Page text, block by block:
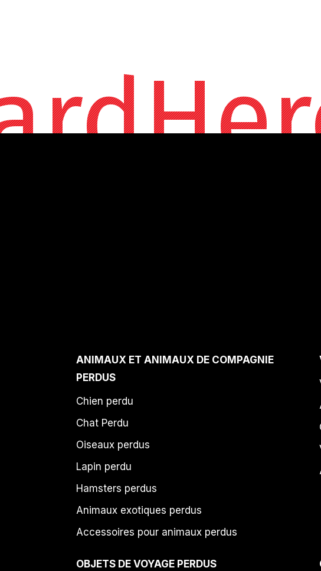
ANIMAUX ET ANIMAUX DE COMPAGNIE
PERDUS
Chien perdu
Chat Perdu
Oiseaux perdus
Lapin perdu
Hamsters perdus
Animaux exotiques perdus
Accessoires pour animaux perdus
OBJETS DE VOYAGE PERDUS